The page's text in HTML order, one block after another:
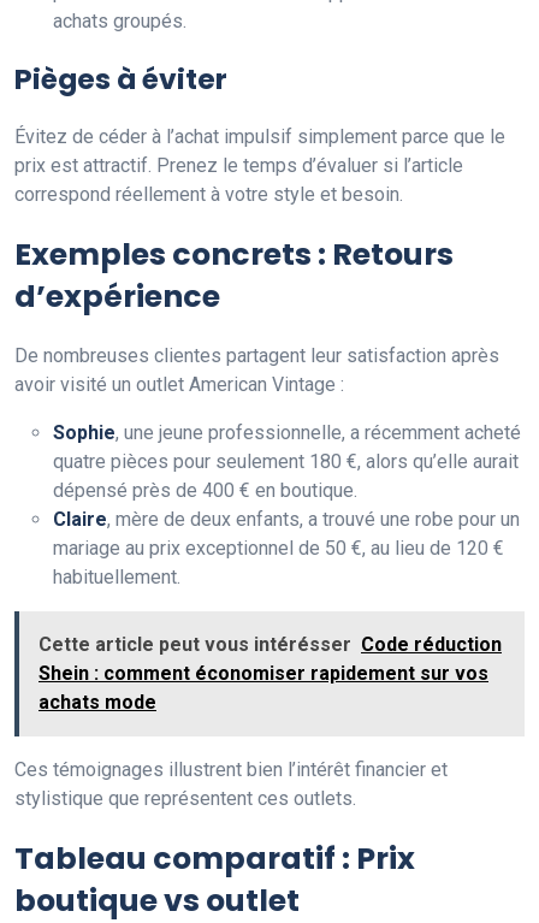
achats groupés.
Pièges à éviter
Évitez de céder à l’achat impulsif simplement parce que le
prix est attractif. Prenez le temps d’évaluer si l’article
correspond réellement à votre style et besoin.
Exemples concrets : Retours
d’expérience
De nombreuses clientes partagent leur satisfaction après
avoir visité un outlet American Vintage :
Sophie, une jeune professionnelle, a récemment acheté
quatre pièces pour seulement 180 €, alors qu’elle aurait
dépensé près de 400 € en boutique.
Claire, mère de deux enfants, a trouvé une robe pour un
mariage au prix exceptionnel de 50 €, au lieu de 120 €
habituellement.
Cette article peut vous intérésser Code réduction
Shein : comment économiser rapidement sur vos
achats mode
Ces témoignages illustrent bien l’intérêt financier et
stylistique que représentent ces outlets.
Tableau comparatif : Prix
boutique vs outlet